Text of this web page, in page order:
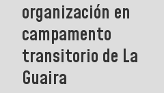
organización en
campamento
transitorio de La
Guaira